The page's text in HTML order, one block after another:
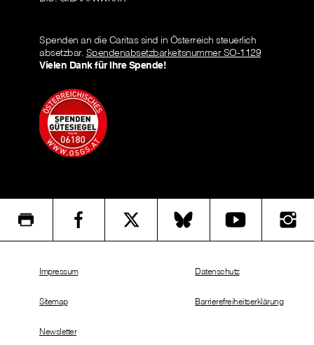
Spenden an die Caritas sind in Österreich steuerlich
absetzbar. Spendenabsetzbarkeitsnummer SO-1129
Vielen Dank für Ihre Spende!
Impressum
Sitemap
Newsletter
Datenschutz
Barrierefreiheitserklärung